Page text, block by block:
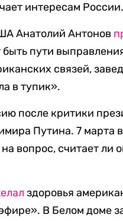
интересам России.
Анатолий Антонов
быть пути
связей,
в тупик».
после критики
Путина. 7 марта
вопрос, считает ли
здоровья
В Белом доме